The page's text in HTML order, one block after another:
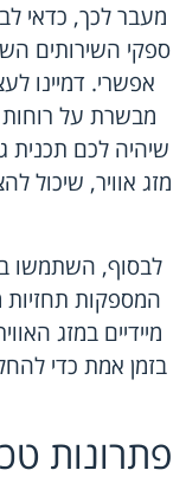
מעבר לכך, כדאי
ספקי השירותים
אפשרי. דמיינו
מבשרת על
שיהיה לכם תכנית
מזג אוויר, שיכול
לבסוף, השתמשו
המספקות תחזיות
מיידיים במזג
בזמן אמת כדי
פתרונות